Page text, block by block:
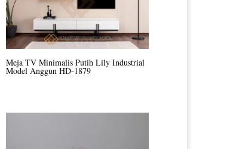
Meja TV Minimalis Putih Lily Industrial
Model Anggun HD-1879